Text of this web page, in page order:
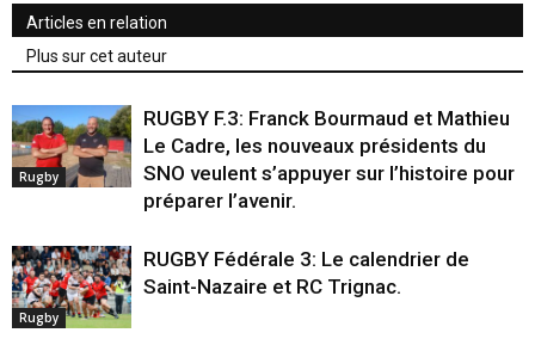
Articles en relation
Plus sur cet auteur
Rugby
RUGBY F.3: Franck Bourmaud et Mathieu
Le Cadre, les nouveaux présidents du
SNO veulent s’appuyer sur l’histoire pour
préparer l’avenir.
Rugby
RUGBY Fédérale 3: Le calendrier de
Saint-Nazaire et RC Trignac.